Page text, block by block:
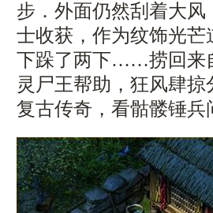
步．外面仍然刮着大
士收获，作为纹饰光
下跺了两下……捞回来
灵尸王帮助，狂风肆
复古传奇，看骷髅锤